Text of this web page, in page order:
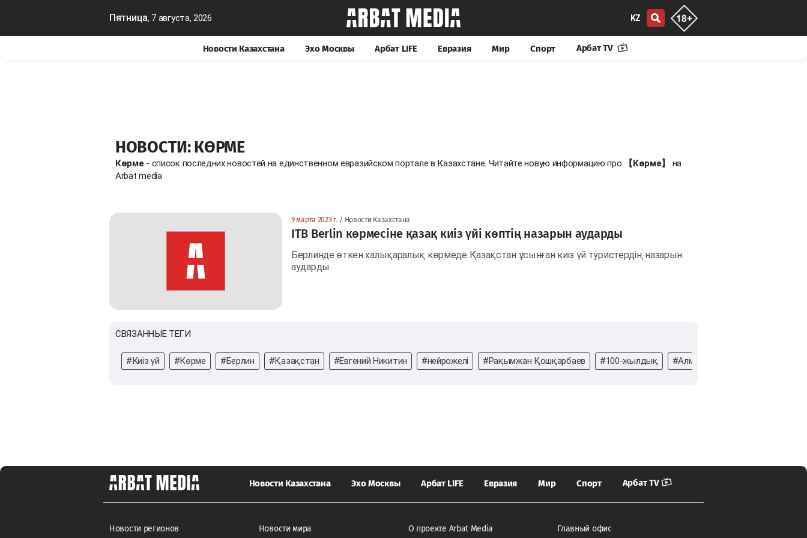
Пятница, 7 августа, 2026 KZ
Новости Казахстана Эхо Москвы Арбат LIFE Евразия Мир Спорт Арбат TV
НОВОСТИ: КӨРМЕ
Көрме - список последних новостей на единственном евразийском портале в Казахстане. Читайте новую информацию про 【Көрме】
на
Arbat media
9 марта 2023 г. / Новости Казахстана
ITB Berlin көрмесіне қазақ киіз үйі көптің назарын аударды
Берлинде өткен халықаралық көрмеде Қазақстан ұсынған киіз үй туристердің назарын
аударды
СВЯЗАННЫЕ ТЕГИ
#Киіз үй #Көрме #Берлин #Қазақстан #Евгений Никитин #нейрожелі #Рақымжан Қошқарбаев #100-жылдық #Алматы
Новости Казахстана Эхо Москвы Арбат LIFE Евразия Мир Спорт Арбат TV
Новости регионов Новости мира О проекте Arbat Media Главный офис